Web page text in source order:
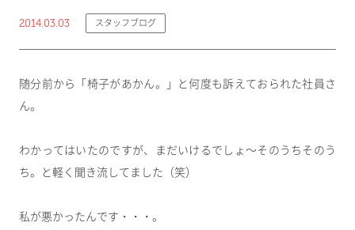
2014.03.03 スタッフブログ
随分前から「椅子があかん。」と何度も訴えておられた社員さ
ん。
わかってはいたのですが、まだいけるでしょ～そのうちそのう
ち。と軽く聞き流してました（笑）
私が悪かったんです・・・。